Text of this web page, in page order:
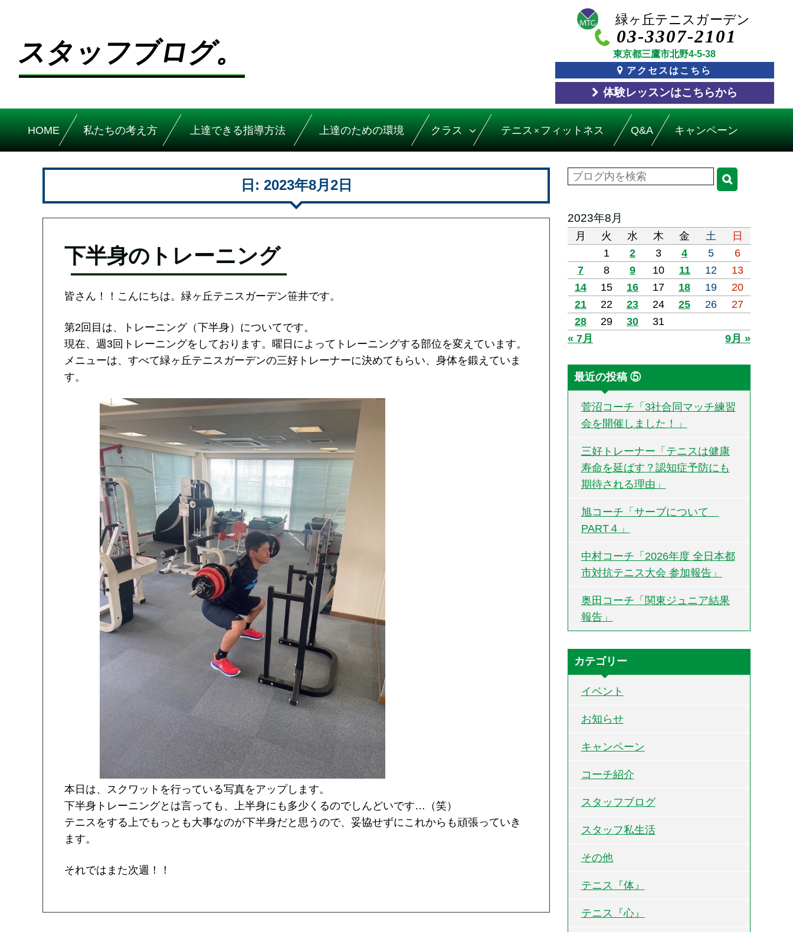
スタッフブログ。
03-3307-2101
東京都三鷹市北野4-5-38
アクセスはこちら
体験レッスンはこちらから
HOME 私たちの考え方 上達できる指導方法 上達のための環境 クラス テニス × フィットネス Q&A キャンペーン
日: 2023年8月2日
下半身のトレーニング
皆さん！！こんにちは。緑ヶ丘テニスガーデン笹井です。
第2回目は、トレーニング（下半身）についてです。
現在、週3回トレーニングをしております。曜日によってトレーニングする部位を変えています。
メニューは、すべて緑ヶ丘テニスガーデンの三好トレーナーに決めてもらい、身体を鍛えていま
す。
本日は、スクワットを行っている写真をアップします。
下半身トレーニングとは言っても、上半身にも多少くるのでしんどいです…（笑）
テニスをする上でもっとも大事なのが下半身だと思うので、妥協せずにこれからも頑張っていき
ます。
それではまた次週！！
2023年8月
月 火 水 木 金 土
日
1
2 3 4 5
6
7
8 9 10 11 12
13
14
15 16 17 18 19
20
21
22 23 24 25 26
27
28
29 30
31
« 7月
9月 »
最近の投稿 ⑤
菅沼コーチ「3社合同マッチ練習
会を開催しました！」
三好トレーナー「テニスは健康
寿命を延ばす？認知症予防にも
期待される理由」
旭コーチ「サーブについて
PART４」
中村コーチ「2026年度 全日本都
市対抗テニス大会 参加報告」
奥田コーチ「関東ジュニア結果
報告」
カテゴリー
イベント
お知らせ
キャンペーン
コーチ紹介
スタッフブログ
スタッフ私生活
その他
テニス『体』
テニス『心』